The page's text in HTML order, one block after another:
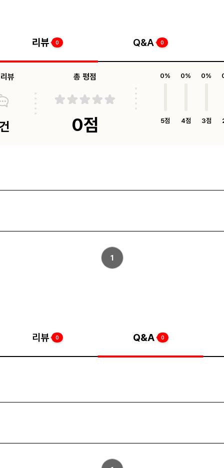
리뷰 0 Q&A 0
뷰 총 평점
0점
0%
5점
0%
4점
0%
3점
1
리뷰 0 Q&A 0